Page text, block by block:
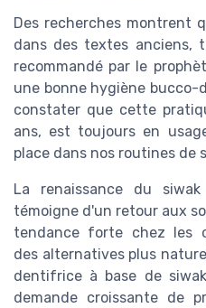
Des recherches montrent
dans des textes anciens,
recommandé par le
une bonne hygiène
constater que cette
ans, est toujours en
place dans nos routines de
La renaissance du
témoigne d'un retour aux
tendance forte chez les
des alternatives plus
dentifrice à base de
demande croissante de